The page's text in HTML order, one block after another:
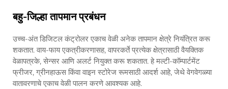
बहु-जिल्हा तापमान प्रबंधन
उच्च-अंत डिजिटल कंट्रोलर एकाच वेळी अनेक तापमान क्षेत्रे नियंत्रित करू
शकतात. वाय-फाय एकत्रीकरणासह, वापरकर्ते प्रत्येक क्षेत्रासाठी वैयक्तिक
वेळापत्रके, सेन्सर आणि अलर्ट नियुक्त करू शकतात. हे मल्टी-कॉम्पार्टमेंट
फ्रीजर, ग्रीनहाऊस किंवा वाइन स्टोरेज रूमसाठी आदर्श आहे, जेथे वेगवेगळ्या
वातावरणाचे एकाच वेळी पालन करणे आवश्यक आहे.